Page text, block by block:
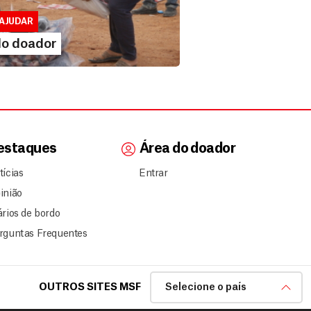
para doadores de MSF....
MAIS
doador
de bordo
Frequentes
Área do doador
Entrar
OUTROS SITES MSF Selecione o país